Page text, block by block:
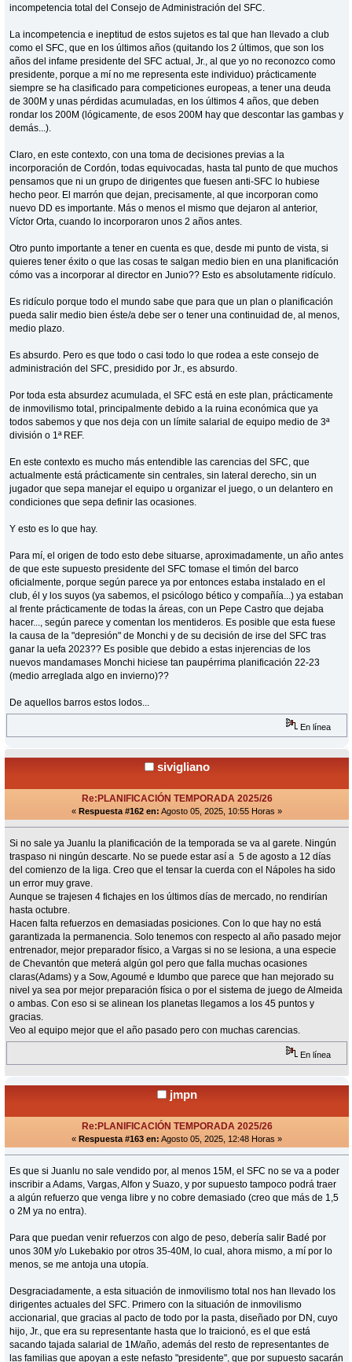
incompetencia total del Consejo de Administración del SFC.
La incompetencia e ineptitud de estos sujetos es tal que han llevado a club
como el SFC, que en los últimos años (quitando los 2 últimos, que son los
años del infame presidente del SFC actual, Jr., al que yo no reconozco como
presidente, porque a mí no me representa este individuo) prácticamente
siempre se ha clasificado para competiciones europeas, a tener una deuda
de 300M y unas pérdidas acumuladas, en los últimos 4 años, que deben
rondar los 200M (lógicamente, de esos 200M hay que descontar las gambas y
demás...).
Claro, en este contexto, con una toma de decisiones previas a la
incorporación de Cordón, todas equivocadas, hasta tal punto de que muchos
pensamos que ni un grupo de dirigentes que fuesen anti-SFC lo hubiese
hecho peor. El marrón que dejan, precisamente, al que incorporan como
nuevo DD es importante. Más o menos el mismo que dejaron al anterior,
Víctor Orta, cuando lo incorporaron unos 2 años antes.
Otro punto importante a tener en cuenta es que, desde mi punto de vista, si
quieres tener éxito o que las cosas te salgan medio bien en una planificación
cómo vas a incorporar al director en Junio?? Esto es absolutamente ridículo.
Es ridículo porque todo el mundo sabe que para que un plan o planificación
pueda salir medio bien éste/a debe ser o tener una continuidad de, al menos,
medio plazo.
Es absurdo. Pero es que todo o casi todo lo que rodea a este consejo de
administración del SFC, presidido por Jr., es absurdo.
Por toda esta absurdez acumulada, el SFC está en este plan, prácticamente
de inmovilismo total, principalmente debido a la ruina económica que ya
todos sabemos y que nos deja con un límite salarial de equipo medio de 3ª
división o 1ª REF.
En este contexto es mucho más entendible las carencias del SFC, que
actualmente está prácticamente sin centrales, sin lateral derecho, sin un
jugador que sepa manejar el equipo u organizar el juego, o un delantero en
condiciones que sepa definir las ocasiones.
Y esto es lo que hay.
Para mí, el origen de todo esto debe situarse, aproximadamente, un año antes
de que este supuesto presidente del SFC tomase el timón del barco
oficialmente, porque según parece ya por entonces estaba instalado en el
club, él y los suyos (ya sabemos, el psicólogo bético y compañía...) ya estaban
al frente prácticamente de todas la áreas, con un Pepe Castro que dejaba
hacer..., según parece y comentan los mentideros. Es posible que esta fuese
la causa de la "depresión" de Monchi y de su decisión de irse del SFC tras
ganar la uefa 2023?? Es posible que debido a estas injerencias de los
nuevos mandamases Monchi hiciese tan paupérrima planificación 22-23
(medio arreglada algo en invierno)??
De aquellos barros estos lodos...
En línea
sivigliano
Re:PLANIFICACIÓN TEMPORADA 2025/26
« Respuesta #162 en: Agosto 05, 2025, 10:55 Horas »
Si no sale ya Juanlu la planificación de la temporada se va al garete. Ningún
traspaso ni ningún descarte. No se puede estar así a 5 de agosto a 12 días
del comienzo de la liga. Creo que el tensar la cuerda con el Nápoles ha sido
un error muy grave.
Aunque se trajesen 4 fichajes en los últimos días de mercado, no rendirían
hasta octubre.
Hacen falta refuerzos en demasiadas posiciones. Con lo que hay no está
garantizada la permanencia. Solo tenemos con respecto al año pasado mejor
entrenador, mejor preparador físico, a Vargas si no se lesiona, a una especie
de Chevantón que meterá algún gol pero que falla muchas ocasiones
claras(Adams) y a Sow, Agoumé e Idumbo que parece que han mejorado su
nivel ya sea por mejor preparación física o por el sistema de juego de Almeida
o ambas. Con eso si se alinean los planetas llegamos a los 45 puntos y
gracias.
Veo al equipo mejor que el año pasado pero con muchas carencias.
En línea
jmpn
Re:PLANIFICACIÓN TEMPORADA 2025/26
« Respuesta #163 en: Agosto 05, 2025, 12:48 Horas »
Es que si Juanlu no sale vendido por, al menos 15M, el SFC no se va a poder
inscribir a Adams, Vargas, Alfon y Suazo, y por supuesto tampoco podrá traer
a algún refuerzo que venga libre y no cobre demasiado (creo que más de 1,5
o 2M ya no entra).
Para que puedan venir refuerzos con algo de peso, debería salir Badé por
unos 30M y/o Lukebakio por otros 35-40M, lo cual, ahora mismo, a mí por lo
menos, se me antoja una utopía.
Desgraciadamente, a esta situación de inmovilismo total nos han llevado los
dirigentes actuales del SFC. Primero con la situación de inmovilismo
accionarial, que gracias al pacto de todo por la pasta, diseñado por DN, cuyo
hijo, Jr., que era su representante hasta que lo traicionó, es el que está
sacando tajada salarial de 1M/año, además del resto de representantes de
las familias que apoyan a este nefasto "presidente", que por supuesto sacarán